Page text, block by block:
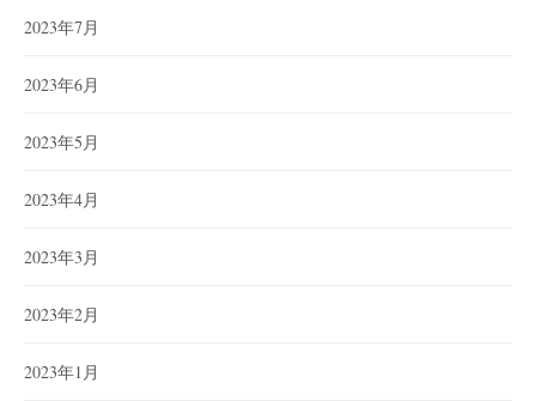
2023年7月
2023年6月
2023年5月
2023年4月
2023年3月
2023年2月
2023年1月